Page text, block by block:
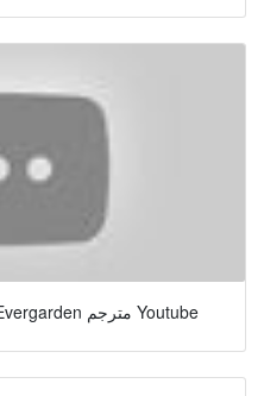
العرض الدعائي لأنمي Violet Evergarden مترجم Youtube